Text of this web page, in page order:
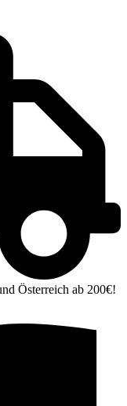
Österreich ab 200€!